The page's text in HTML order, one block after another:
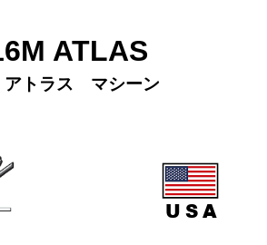
ATLAS
トラス マシーン